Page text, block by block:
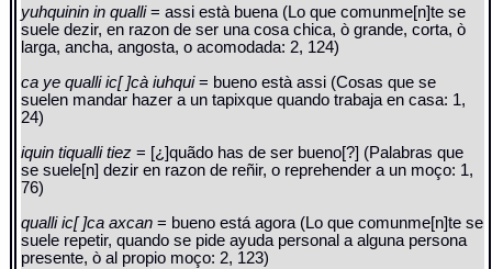
yuhquinin in qualli= assi està buena (Lo que comunme[n]te se
suele dezir, en razon de ser una cosa chica, ò grande, corta, ò
larga, ancha, angosta, o acomodada: 2, 124)
ca ye qualli ic[ ]cà iuhqui= bueno està assi (Cosas que se
suelen mandar hazer a un tapixque quando trabaja en casa: 1,
24)
iquin tiqualli tiez= [¿]quãdo has de ser bueno[?] (Palabras que
se suele[n] dezir en razon de reñir, o reprehender a un moço: 1,
76)
qualli ic[ ]ca axcan= bueno está agora (Lo que comunme[n]te se
suele repetir, quando se pide ayuda personal a alguna persona
presente, ò al propio moço: 2, 123)